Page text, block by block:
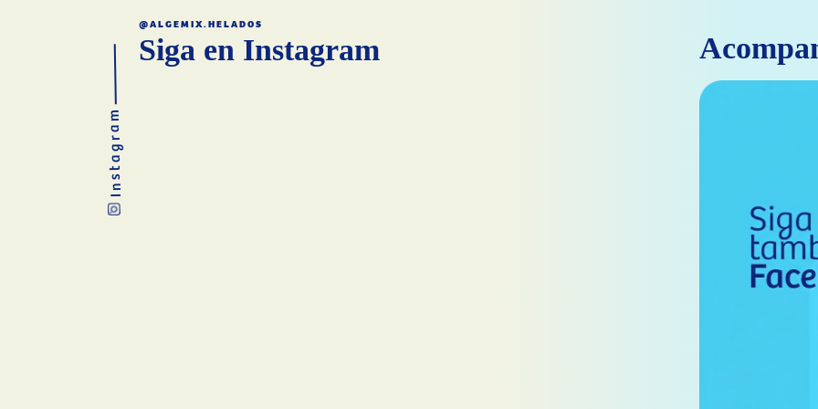
Instagram
@ALGEMIX.HELADOS
Siga en Instagram